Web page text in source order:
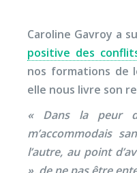
Caroline Gavroy a
positive des
nos formations de
elle nous livre son
« Dans la peur
m’accommodais
l’autre, au point